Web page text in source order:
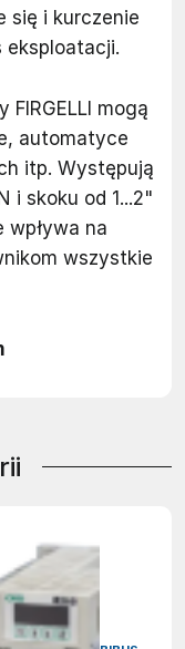
się i kurczenie
eksploatacji.
FIRGELLI mogą
automatyce
itp. Występują
i skoku od 1...2"
wpływa na
wszystkie